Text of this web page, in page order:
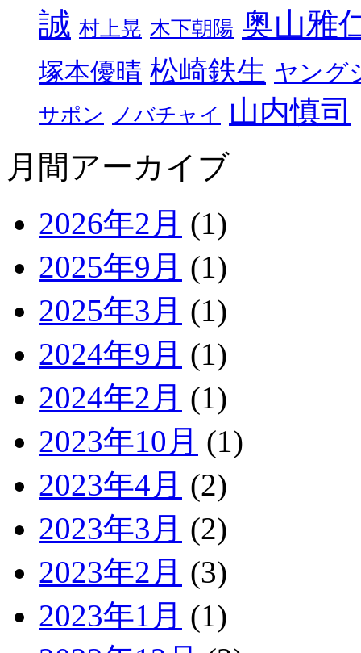
誠 村上晃 木下朝陽 奥山雅
塚本優晴 松崎鉄生 ヤング
サポン ノバチャイ 山内慎司
月間アーカイブ
2026年2月 (1)
2025年9月 (1)
2025年3月 (1)
2024年9月 (1)
2024年2月 (1)
2023年10月 (1)
2023年4月 (2)
2023年3月 (2)
2023年2月 (3)
2023年1月 (1)